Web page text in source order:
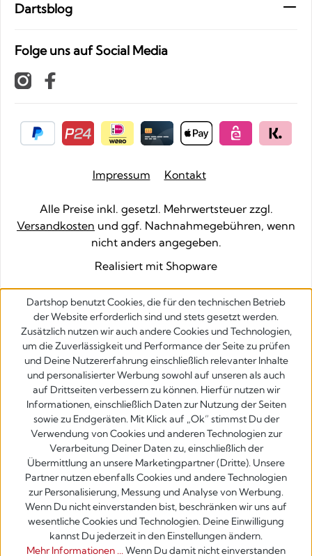
Dartsblog
Folge uns auf Social Media
Impressum Kontakt
Alle Preise inkl. gesetzl. Mehrwertsteuer zzgl.
Versandkosten und ggf. Nachnahmegebühren, wenn
nicht anders angegeben.
Realisiert mit Shopware
Dartshop benutzt Cookies, die für den technischen Betrieb
der Website erforderlich sind und stets gesetzt werden.
Zusätzlich nutzen wir auch andere Cookies und Technologien,
um die Zuverlässigkeit und Performance der Seite zu prüfen
und Deine Nutzererfahrung einschließlich relevanter Inhalte
und personalisierter Werbung sowohl auf unseren als auch
auf Drittseiten verbessern zu können. Hierfür nutzen wir
Informationen, einschließlich Daten zur Nutzung der Seiten
sowie zu Endgeräten. Mit Klick auf „Ok” stimmst Du der
Verwendung von Cookies und anderen Technologien zur
Verarbeitung Deiner Daten zu, einschließlich der
Übermittlung an unsere Marketingpartner (Dritte). Unsere
Partner nutzen ebenfalls Cookies und andere Technologien
zur Personalisierung, Messung und Analyse von Werbung.
Wenn Du nicht einverstanden bist, beschränken wir uns auf
wesentliche Cookies und Technologien. Deine Einwilligung
kannst Du jederzeit in den Einstellungen ändern.
Mehr Informationen ...Wenn Du damit nicht einverstanden